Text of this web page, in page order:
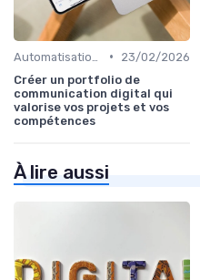
•
23/02/2026
Créer un portfolio de
communication digital qui
valorise vos projets et vos
compétences
À lire aussi